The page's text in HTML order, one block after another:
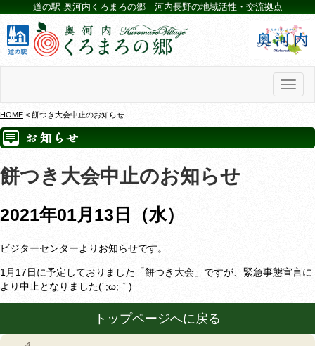
道の駅 奥河内くろまろの郷 河内長野の地域活性・交流拠点
HOME < 餅つき大会中止のお知らせ
餅つき大会中止のお知らせ
2021年01月13日（水）
ビジターセンターよりお知らせです。
1月17日に予定しておりました「餅つき大会」ですが、緊急事態宣言に
より中止となりました(´;ω;｀)
トップページへに戻る